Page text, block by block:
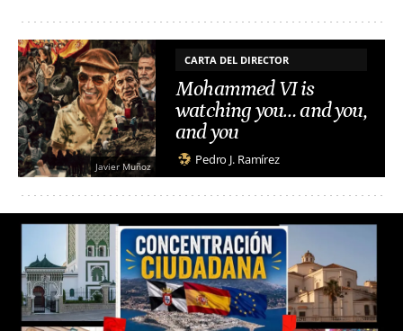
Javier Muñoz
CARTA DEL DIRECTOR
Mohammed VI is
watching you… and you,
and you
Pedro J. Ramírez